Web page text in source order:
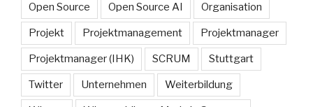
Open Source Open Source AI Organisation
Projekt Projektmanagement Projektmanager
Projektmanager (IHK) SCRUM Stuttgart
Twitter Unternehmen Weiterbildung